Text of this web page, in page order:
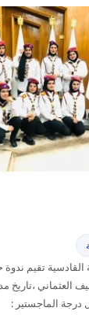
القادسية تقيم
العثماني ،تاريخ
درجة الماجستير :